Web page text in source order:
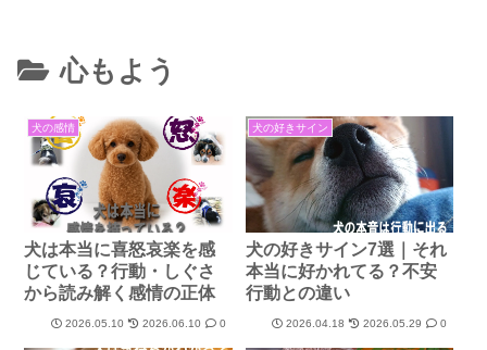
心もよう
犬の感情
犬は本当に喜怒哀楽を感
じている？行動・しぐさ
から読み解く感情の正体
2026.05.10 2026.06.10 0
犬の好きサイン
犬の好きサイン7選｜それ
本当に好かれてる？不安
行動との違い
2026.04.18 2026.05.29 0